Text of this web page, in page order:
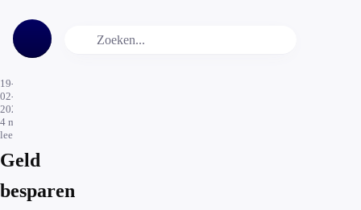
19-
02-
2020
4 min.
leestijd
Geld
besparen